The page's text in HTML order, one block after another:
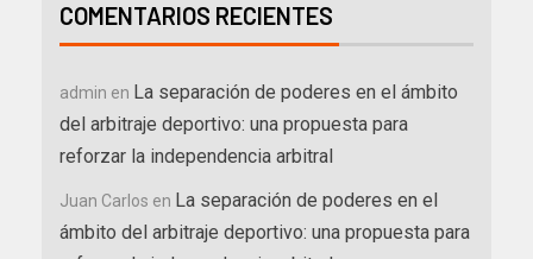
COMENTARIOS RECIENTES
admin en La separación de poderes en el ámbito
del arbitraje deportivo: una propuesta para
reforzar la independencia arbitral
Juan Carlos en La separación de poderes en el
ámbito del arbitraje deportivo: una propuesta para